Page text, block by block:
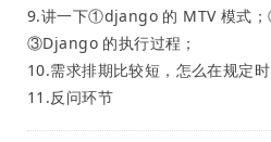
9.讲一下①django 的 MTV 模式
③Django 的执行过程；
10.需求排期比较短，怎么在规定
11.反问环节